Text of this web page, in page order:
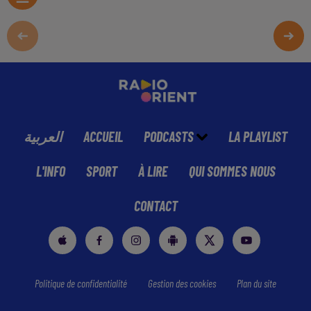
العربية ACCUEIL PODCASTS LA PLAYLIST
L'INFO SPORT À LIRE QUI SOMMES NOUS
CONTACT
Politique de confidentialité Gestion des cookies Plan du site